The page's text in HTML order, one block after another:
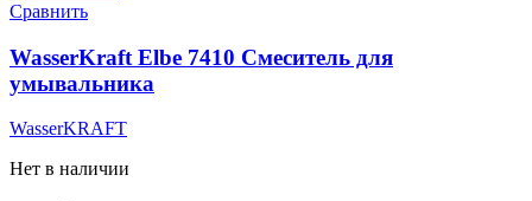
Сравнить
WasserKraft Elbe 7410 Смеситель для
умывальника
WasserKRAFT
Нет в наличии